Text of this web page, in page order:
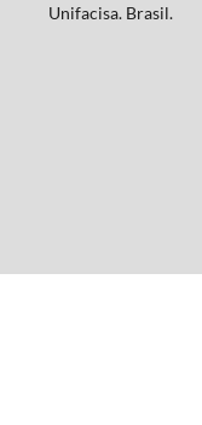
Unifacisa. Brasil.